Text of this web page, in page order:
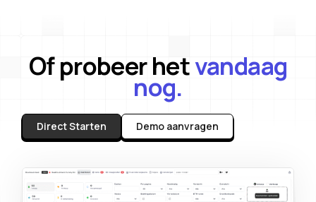
Of probeer hetvandaag
nog.
Direct Starten Demo aanvragen